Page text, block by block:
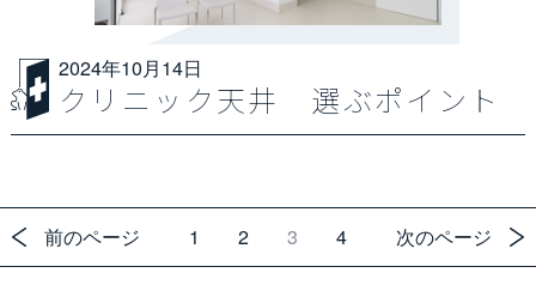
2024年10月14日
クリニック天井 選ぶポイント
前のページ 1 2 3 4 次のページ